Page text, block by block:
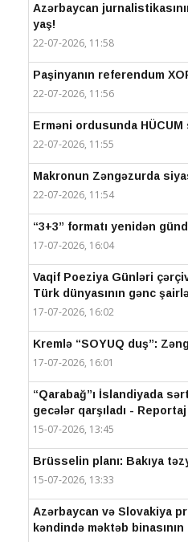
Azərbaycan
yaş!
22-07-2026, 11:58
Paşinyanın referendum
22-07-2026, 11:56
Erməni ordusunda
22-07-2026, 11:55
Makronun Zəngəzurda
22-07-2026, 11:54
“3+3” formatı yenidən
17-07-2026, 16:04
Vaqif Poeziya Günləri
Türk dünyasının gənc
17-07-2026, 16:02
Kremlə “SOYUQ duş”:
17-07-2026, 16:01
“Qarabağ”ı İslandiyada
gecələr qarşıladı - Reportaj
15-07-2026, 13:45
Brüsselin planı: Bakıya
15-07-2026, 13:33
Azərbaycan və Slovakiya
kəndində məktəb